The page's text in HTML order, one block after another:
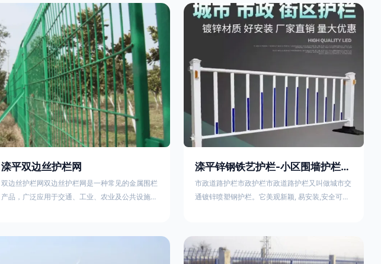
滦平双边丝护栏网
双边丝护栏网双边丝护栏网是一种常见的金属围栏
产品，广泛应用于交通、工业、农业及公共设施等
及技术规范进行综合解析：一、基本概述定义与结
滦平锌钢铁艺护栏-小区围墙护栏- 2025年17631598285新报价
市政道路护栏市政护栏市政道路护栏又叫做城市交
通镀锌喷塑钢护栏。它美观新颖, 易安装,安全可靠,
口等的隔离。主导产品：太阳能防眩光护栏，镀锌
钢质隔离栏，市政道路隔离护栏，人行道路护栏，